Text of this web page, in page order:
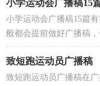
小学运动会广播稿15
小学运动会广播稿15篇
般都会提前做好广播稿
写好广播稿呢？以下是
致短跑运动员广播稿
致短跑运动员广播稿在